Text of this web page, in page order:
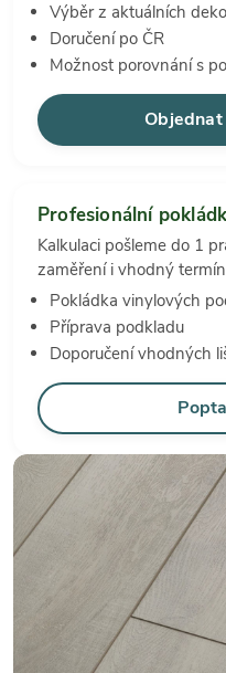
Výběr z aktuálních
Doručení po ČR
Možnost porovnání s
Profesionální
Kalkulaci pošleme do 1
zaměření i vhodný
Pokládka vinylových
Příprava podkladu
Doporučení vhodných